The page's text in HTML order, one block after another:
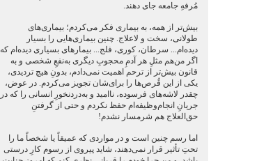
مُرفهِ جامعه جای دهند.
بیش‌تر از همه، به بیماری فکر می‌کردم؛ بیماری‌های
طولانی، سخت و لاعلاج. چنین بیماری‌هایی را بسیار
دیده‌ام... سرطان، کوری، فلج... بیمارهای بسیاری دیده‌ام که
اگر من‌هم مثلِ هر آدمِ محجوبِ دیگری به‌نفعِ شخصی و به
قانون بیش‌تر از ترحم اهمیت نمی‌دادم، بدونِ هیچ تردیدی،
یکی از این قُرص‌ها را برای‌شان تجویز می‌کردم. در عوض،
چقدر لاشه‌های فرسوده، ناامید و به‌دردنخورِ انسانی را که در
جریانِ انجام‌وظیفه‌ام حفظ نکردم و حتی از گرفتنِ
حق‌العلاج هم شرمسار نشدم!
اما رسم چنین است و در مواردی که عمیقاً یا شخصاً ما را
تحتِ تأثیر قرار نمی‌دهند، شاید پیروی از رسوم کارِ درستی